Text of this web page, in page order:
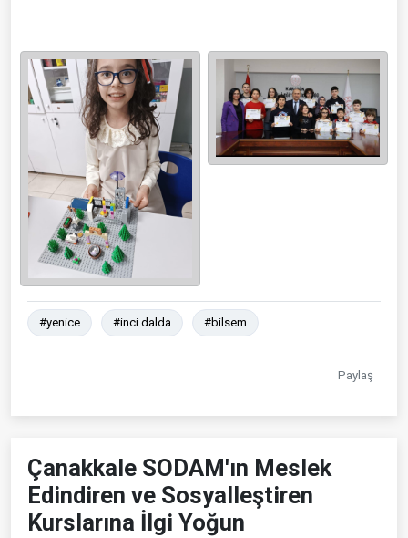
#yenice #inci dalda #bilsem
Paylaş
Çanakkale SODAM'ın Meslek
Edindiren ve Sosyalleştiren
Kurslarına İlgi Yoğun